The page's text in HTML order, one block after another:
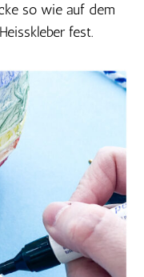
so wie auf dem
fest.